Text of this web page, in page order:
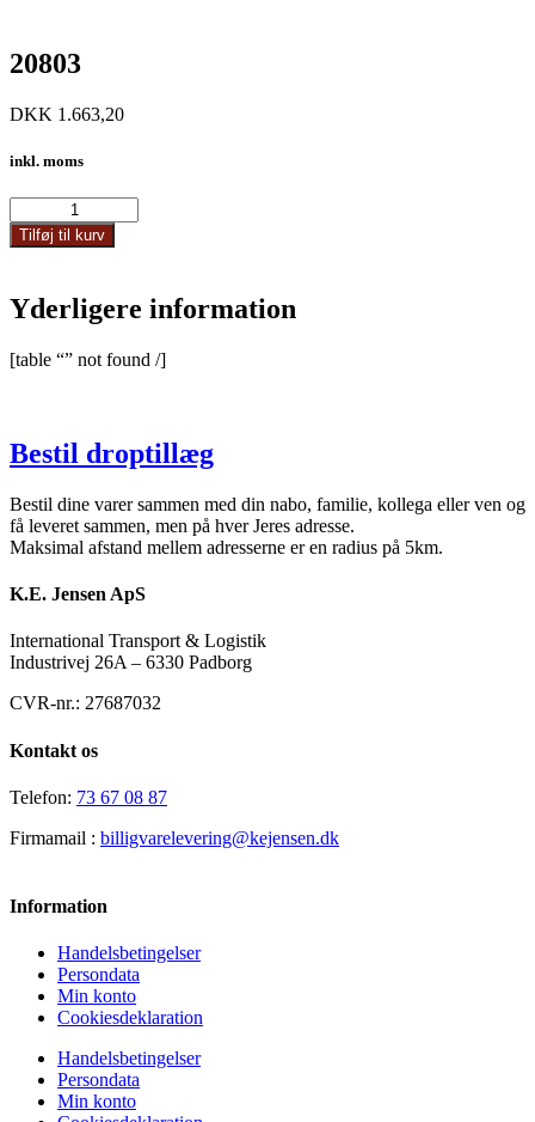
20803
DKK 1.663,20
inkl. moms
antal
Tilføj til kurv
Yderligere information
[table “” not found /]
Bestil droptillæg
Bestil dine varer sammen med din nabo, familie, kollega eller ven og
få leveret sammen, men på hver Jeres adresse.
Maksimal afstand mellem adresserne er en radius på 5km.
K.E. Jensen ApS
International Transport & Logistik
Industrivej 26A – 6330 Padborg
CVR-nr.: 27687032
Kontakt os
Telefon: 73 67 08 87
Firmamail : billigvarelevering@kejensen.dk
Information
Handelsbetingelser
Persondata
Min konto
Cookiesdeklaration
Handelsbetingelser
Persondata
Min konto